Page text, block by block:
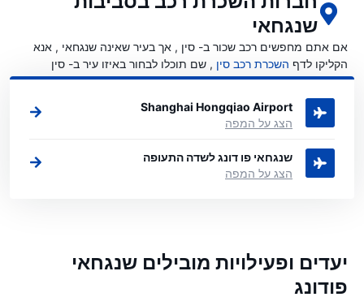
שנגחאי
אם אתם מחפשים רכב שכור ב- סין , אך בעיר שאינה שנגחאי , אנא
הקליקו לדף השכרת רכב סין , שם תוכלו לבחור באיזו עיר ב- סין
ברצונכם לשכור רכב.
Shanghai Hongqiao Airport
הצג על המפה
שנגחאי פו דונג לשדה התעופה
הצג על המפה
יעדים ופעילויות מובילים שנגחאי
פודונג